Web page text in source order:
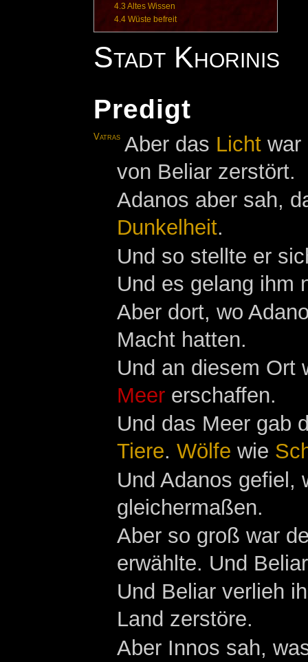
4.3 Altes Wissen
4.4 Wüste befreit
Stadt Khorinis
Predigt
Vatras Aber das Licht war
von Beliar zerstört.
Adanos aber sah,
Dunkelheit.
Und so stellte er
Und es gelang ihm
Aber dort, wo
Macht hatten.
Und an diesem Ort
Meer erschaffen.
Und das Meer gab
Tiere.Wölfe wie
Und Adanos gefiel,
gleichermaßen.
Aber so groß war
erwählte. Und
Und Beliar verlieh
Land zerstöre.
Aber Innos sah,